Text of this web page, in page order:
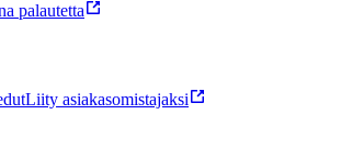
palautetta
Liity asiakasomistajaksi